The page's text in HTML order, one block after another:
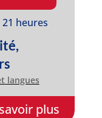
21 heures
langues
plus